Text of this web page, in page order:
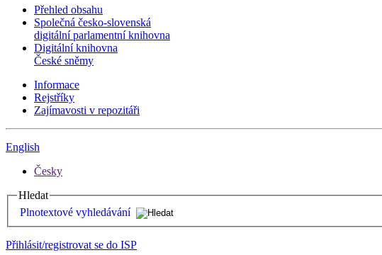
Přehled obsahu
Společná česko-slovenská
digitální parlamentní knihovna
Digitální knihovna
České sněmy
Informace
Rejstříky
Zajímavosti v repozitáři
English
Česky
Hledat
Plnotextové vyhledávání
Přihlásit/registrovat se do ISP